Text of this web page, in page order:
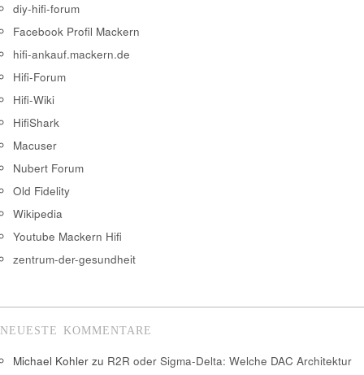
diy-hifi-forum
Facebook Profil Mackern
hifi-ankauf.mackern.de
Hifi-Forum
Hifi-Wiki
HifiShark
Macuser
Nubert Forum
Old Fidelity
Wikipedia
Youtube Mackern Hifi
zentrum-der-gesundheit
NEUESTE KOMMENTARE
Michael Kohler zu R2R oder Sigma-Delta: Welche DAC Architektur